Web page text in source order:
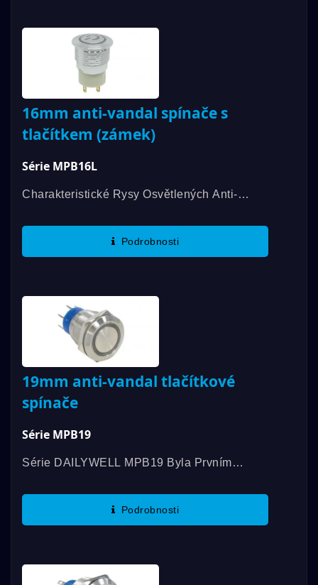
16mm anti-vandal spínače s
tlačítkem (zámek)
Série MPB16L
Charakteristické Rysy Osvětlených Anti-
Plochého LED, Rozpoznatelný LED Terminál,
Podrobnosti
19mm anti-vandal tlačítkové
spínače
Série MPB19
Série DAILYWELL MPB19 Byla Prvním
Certifikaci UL A Nabízí Hodnocení
Podrobnosti